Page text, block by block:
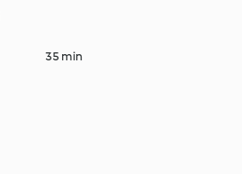
35 min